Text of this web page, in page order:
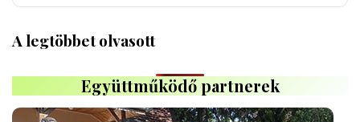
A legtöbbet olvasott
Együttműködő partnerek